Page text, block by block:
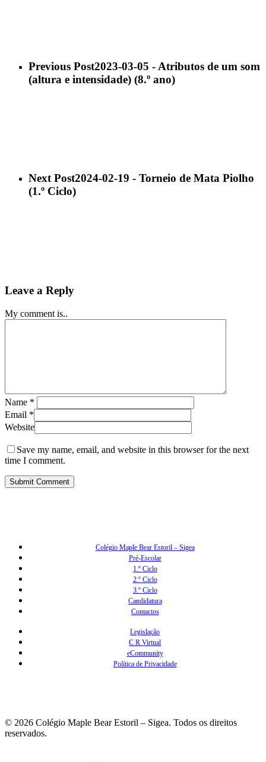
Previous Post2023-03-05 - Atributos de um som
(altura e intensidade) (8.º ano)
Next Post2024-02-19 - Torneio de Mata Piolho
(1.º Ciclo)
Leave a Reply
My comment is..
Name *
Email *
Website
Save my name, email, and website in this browser for the next
time I comment.
Colégio Maple Bear Estoril – Sigea
Pré-Escolar
1.º Ciclo
2.º Ciclo
3.º Ciclo
Candidatura
Contactos
Legislação
C R Virtual
eCommunity
Política de Privacidade
© 2026 Colégio Maple Bear Estoril – Sigea. Todos os direitos
reservados.